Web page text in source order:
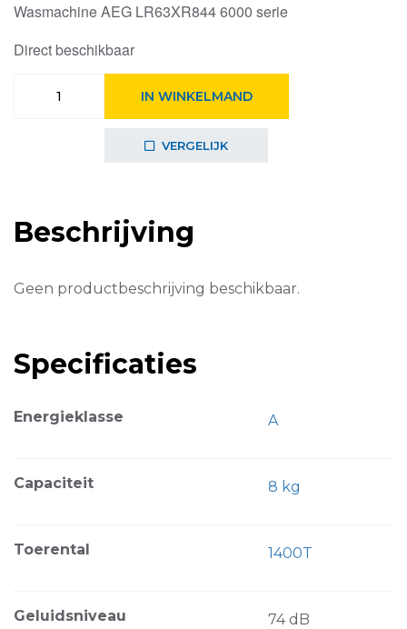
Wasmachine AEG LR63XR844 6000 serie
Direct beschikbaar
LR63XR844
IN WINKELMAND
VERGELIJK
Beschrijving
Geen productbeschrijving beschikbaar.
Specificaties
Energieklasse A
Capaciteit 8 kg
Toerental 1400T
Geluidsniveau 74 dB